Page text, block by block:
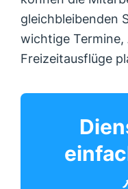
gleichbleibenden
wichtige Termine,
Freizeitausflüge